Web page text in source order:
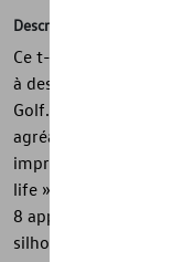
Description
Ce t-shirt bleu de la
à des détails
Golf. Confectionné
agréable au
imprimé débordant,
life » et les années
8 apportent une
silhouette Golf au